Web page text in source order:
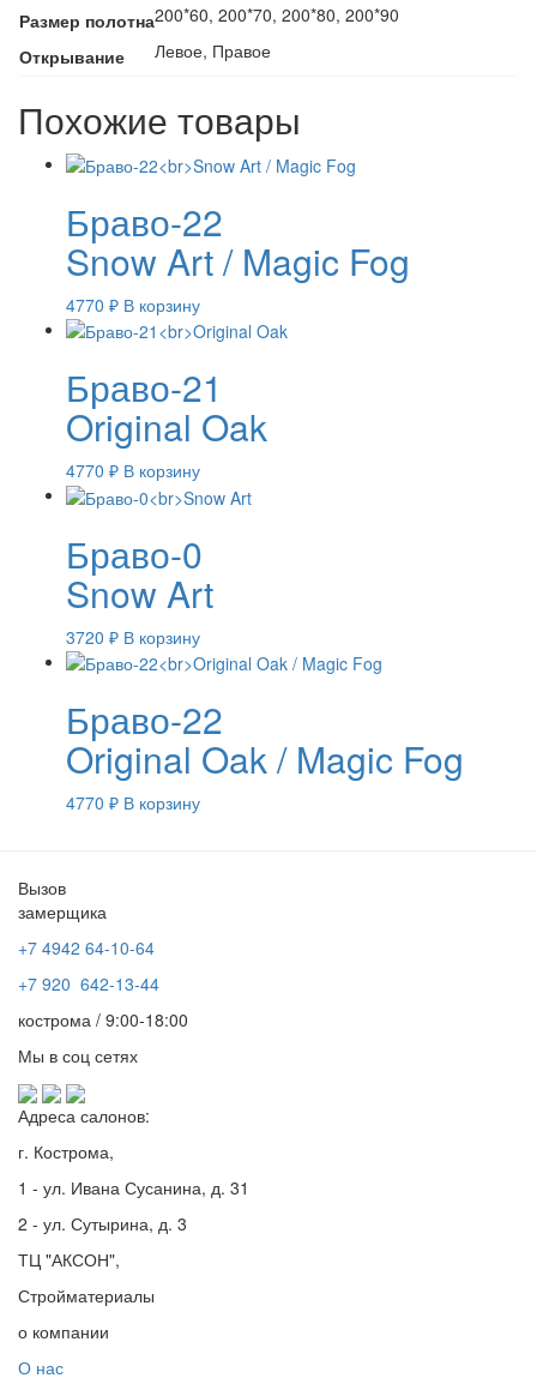
Размер полотна200*60, 200*70, 200*80, 200*90
Открывание
Левое, Правое
Похожие товары
Браво-22
Snow Art / Magic Fog
4770 ₽ В корзину
Браво-21
Original Oak
4770 ₽ В корзину
Браво-0
Snow Art
3720 ₽ В корзину
Браво-22
Original Oak / Magic Fog
4770 ₽ В корзину
Вызов
замерщика
+7 4942 64-10-64
+7 920 642-13-44
кострома / 9:00-18:00
Мы в соц сетях
Адреса салонов:
г. Кострома,
1 - ул. Ивана Сусанина, д. 31
2 - ул. Сутырина, д. 3
ТЦ "АКСОН",
Стройматериалы
о компании
О нас